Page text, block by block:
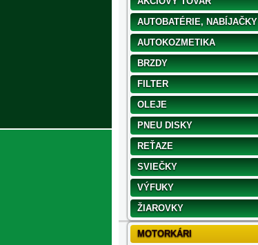
AUTOBATÉRIE, NABÍJAČKY
AUTOKOZMETIKA
BRZDY
FILTER
OLEJE
PNEU DISKY
REŤAZE
SVIEČKY
VÝFUKY
ŽIAROVKY
MOTORKÁRI